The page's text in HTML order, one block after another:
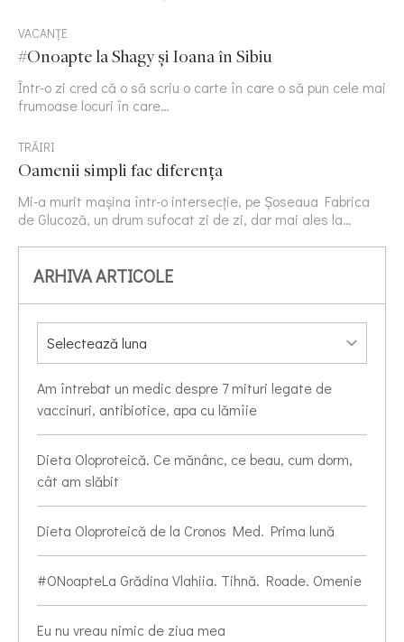
VACANȚE
#Onoapte la Shagy și Ioana în Sibiu
Într-o zi cred că o să scriu o carte în care o să pun cele mai
frumoase locuri în care…
TRĂIRI
Oamenii simpli fac diferența
Mi-a murit mașina într-o intersecție, pe Șoseaua Fabrica
de Glucoză, un drum sufocat zi de zi, dar mai ales la…
ARHIVA ARTICOLE
Am întrebat un medic despre 7 mituri legate de
vaccinuri, antibiotice, apa cu lămîie
Dieta Oloproteică. Ce mănânc, ce beau, cum dorm,
cât am slăbit
Dieta Oloproteică de la Cronos Med. Prima lună
#ONoapteLa Grădina Vlahiia. Tihnă. Roade. Omenie
Eu nu vreau nimic de ziua mea